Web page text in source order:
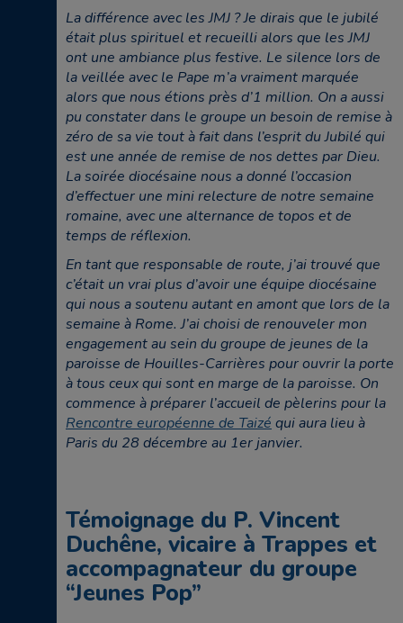
La différence avec les JMJ ? Je dirais que le jubilé
était plus spirituel et recueilli alors que les JMJ
ont une ambiance plus festive. Le silence lors de
la veillée avec le Pape m’a vraiment marquée
alors que nous étions près d’1 million. On a aussi
pu constater dans le groupe un besoin de remise à
zéro de sa vie tout à fait dans l’esprit du Jubilé qui
est une année de remise de nos dettes par Dieu.
La soirée diocésaine nous a donné l’occasion
d’effectuer une mini relecture de notre semaine
romaine, avec une alternance de topos et de
temps de réflexion.
En tant que responsable de route, j’ai trouvé que
c’était un vrai plus d’avoir une équipe diocésaine
qui nous a soutenu autant en amont que lors de la
semaine à Rome. J’ai choisi de renouveler mon
engagement au sein du groupe de jeunes de la
paroisse de Houilles-Carrières pour ouvrir la porte
à tous ceux qui sont en marge de la paroisse. On
commence à préparer l’accueil de pèlerins pour la
Rencontre européenne de Taizé qui aura lieu à
Paris du 28 décembre au 1er janvier.
Témoignage du P. Vincent
Duchêne, vicaire à Trappes et
accompagnateur du groupe
“Jeunes Pop”